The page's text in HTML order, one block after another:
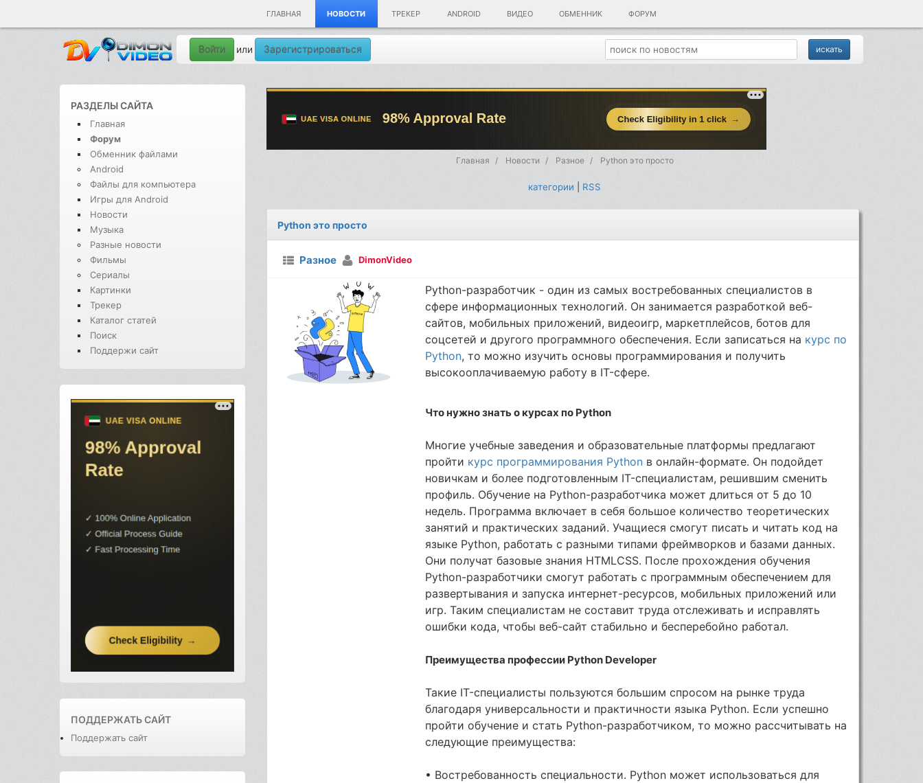
ГЛАВНАЯ НОВОСТИ ТРЕКЕР ANDROID ВИДЕО ОБМЕННИК ФОРУМ
Войти или Зарегистрироваться
РАЗДЕЛЫ САЙТА
Главная
Форум
Обменник файлами
Android
Файлы для компьютера
Игры для Android
Новости
Музыка
Разные новости
Фильмы
Сериалы
Картинки
Трекер
Каталог статей
Поиск
Поддержи сайт
ПОДДЕРЖАТЬ САЙТ
Поддержать сайт
Главная Новости Разное Python это просто
категории RSS
Python это просто
Разное DimonVideo
Python-разработчик - один из самых востребованных специалистов в
сфере информационных технологий. Он занимается разработкой веб-
сайтов, мобильных приложений, видеоигр, маркетплейсов, ботов для
соцсетей и другого программного обеспечения. Если записаться на курс по
Python, то можно изучить основы программирования и получить
высокооплачиваемую работу в IT-сфере.
Что нужно знать о курсах по Python
Многие учебные заведения и образовательные платформы предлагают
пройти курс программирования Python в онлайн-формате. Он подойдет
новичкам и более подготовленным IT-специалистам, решившим сменить
профиль. Обучение на Python-разработчика может длиться от 5 до 10
недель. Программа включает в себя большое количество теоретических
занятий и практических заданий. Учащиеся смогут писать и читать код на
языке Python, работать с разными типами фреймворков и базами данных.
Они получат базовые знания HTMLCSS. После прохождения обучения
Python-разработчики смогут работать с программным обеспечением для
развертывания и запуска интернет-ресурсов, мобильных приложений или
игр. Таким специалистам не составит труда отслеживать и исправлять
ошибки кода, чтобы веб-сайт стабильно и бесперебойно работал.
Преимущества профессии Python Developer
Такие IT-специалисты пользуются большим спросом на рынке труда
благодаря универсальности и практичности языка Python. Если успешно
пройти обучение и стать Python-разработчиком, то можно рассчитывать на
следующие преимущества:
• Востребованность специальности. Python может использоваться для